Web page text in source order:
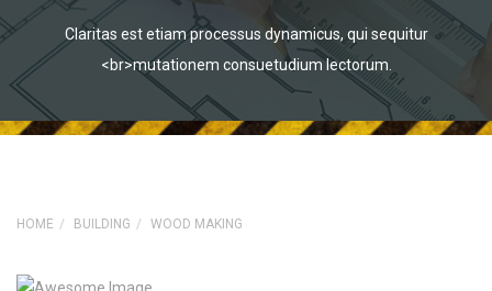
Claritas est etiam processus dynamicus, qui sequitur
<br>mutationem consuetudium lectorum.
HOME BUILDING WOOD MAKING